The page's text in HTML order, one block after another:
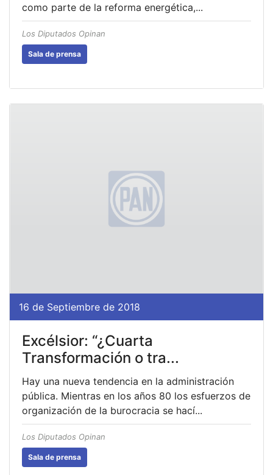
como parte de la reforma energética,...
Los Diputados Opinan
Sala de prensa
16 de Septiembre de 2018
Excélsior: “¿Cuarta
Transformación o tra...
Hay una nueva tendencia en la administración
pública. Mientras en los años 80 los esfuerzos de
organización de la burocracia se hací...
Los Diputados Opinan
Sala de prensa